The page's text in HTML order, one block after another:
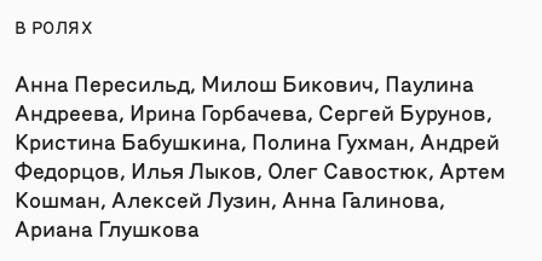
В РОЛЯХ
Анна Пересильд, Милош Бикович, Паулина
Андреева, Ирина Горбачева, Сергей Бурунов,
Кристина Бабушкина, Полина Гухман, Андрей
Федорцов, Илья Лыков, Олег Савостюк, Артем
Кошман, Алексей Лузин, Анна Галинова,
Ариана Глушкова